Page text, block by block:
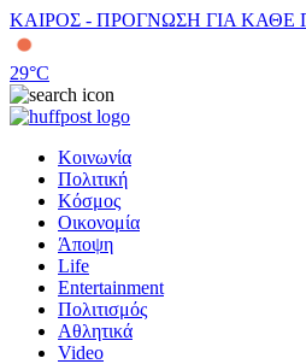
ΚΑΙΡΟΣ - ΠΡΟΓΝΩΣΗ ΓΙΑ ΚΑΘΕ
29°C
Κοινωνία
Πολιτική
Κόσμος
Οικονομία
Άποψη
Life
Entertainment
Πολιτισμός
Αθλητικά
Video